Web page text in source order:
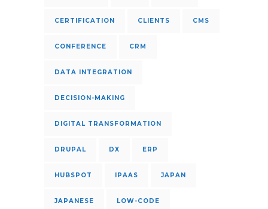
CERTIFICATION CLIENTS CMS
CONFERENCE CRM
DATA INTEGRATION
DECISION-MAKING
DIGITAL TRANSFORMATION
DRUPAL DX ERP
HUBSPOT IPAAS JAPAN
JAPANESE LOW-CODE